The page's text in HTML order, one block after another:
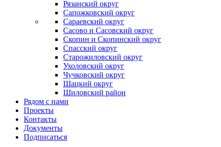
Рязанский округ
Сапожковский округ
Сараевский округ
Сасово и Сасовский округ
Скопин и Скопинский округ
Спасский округ
Старожиловский округ
Ухоловский округ
Чучковский округ
Шацкий округ
Шиловский район
Рядом с нами
Проекты
Контакты
Документы
Подписаться